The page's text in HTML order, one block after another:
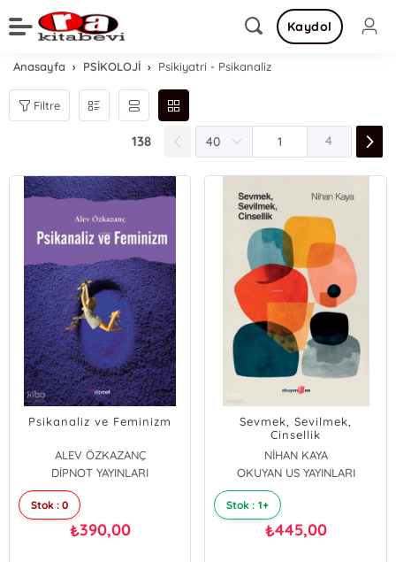
Kaydol
Anasayfa PSİKOLOJİ Psikiyatri - Psikanaliz
Filtre
138 4
Psikanaliz ve Feminizm
ALEV ÖZKAZANÇ
DİPNOT YAYINLARI
Stok : 0
₺390,00
Sevmek, Sevilmek,
Cinsellik
NİHAN KAYA
OKUYAN US YAYINLARI
Stok : 1+
₺445,00